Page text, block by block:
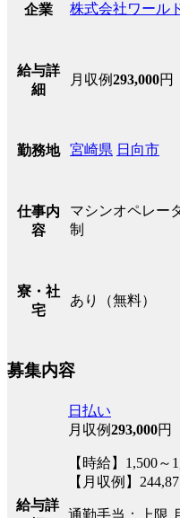
企業 株式会社ワール
給与詳
細
月収例293,000円
勤務地 宮崎県 日向市
仕事内
容
マシンオペレー
制
寮・社
宅
あり（無料）
募集内容
給与詳
日払い
月収例293,000円
【時給】1,500～
【月収例】
通勤手当：上限